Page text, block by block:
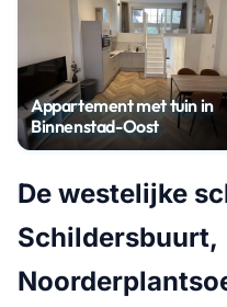
Appartement met tuin in
Binnenstad-Oost
De westelijke
Schildersbuurt,